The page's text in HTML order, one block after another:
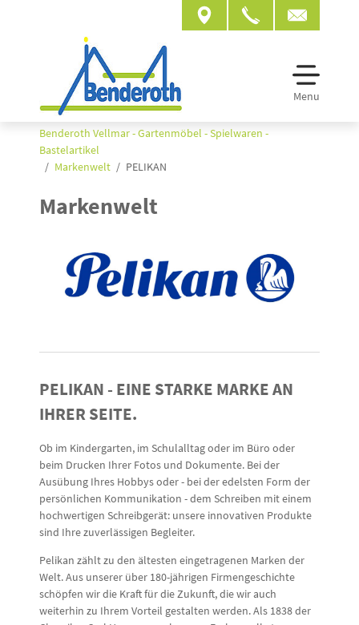
Menu
Benderoth Vellmar - Gartenmöbel - Spielwaren -
Bastelartikel
Markenwelt
PELIKAN
Markenwelt
PELIKAN - EINE STARKE MARKE AN
IHRER SEITE.
Ob im Kindergarten, im Schulalltag oder im Büro oder
beim Drucken Ihrer Fotos und Dokumente. Bei der
Ausübung Ihres Hobbys oder - bei der edelsten Form der
persönlichen Kommunikation - dem Schreiben mit einem
hochwertigen Schreibgerät: unsere innovativen Produkte
sind Ihre zuverlässigen Begleiter.
Pelikan zählt zu den ältesten eingetragenen Marken der
Welt. Aus unserer über 180-jährigen Firmengeschichte
schöpfen wir die Kraft für die Zukunft, die wir auch
weiterhin zu Ihrem Vorteil gestalten werden. Als 1838 der